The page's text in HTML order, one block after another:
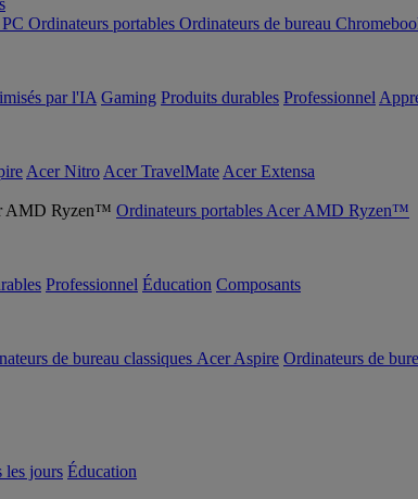
Ordinateurs portables Ordinateurs de bureau
par l'IA Gaming Produits durables Professionnel
Acer Nitro Acer TravelMate Acer Extensa
Ordinateurs portables Acer AMD Ryzen™
Professionnel Éducation Composants
de bureau classiques Acer Aspire Ordinateurs de
les jours Éducation